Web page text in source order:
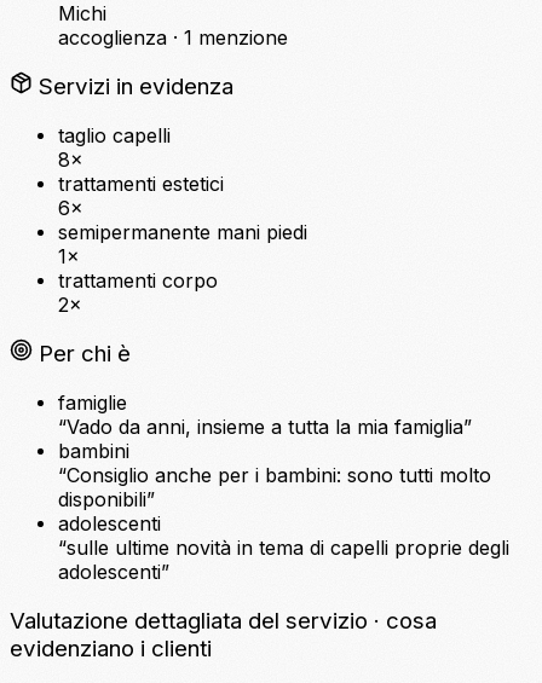
Michi
accoglienza · 1 menzione
Servizi in evidenza
taglio capelli
8×
trattamenti estetici
6×
semipermanente mani piedi
1×
trattamenti corpo
2×
Per chi è
famiglie
“Vado da anni, insieme a tutta la mia famiglia”
bambini
“Consiglio anche per i bambini: sono tutti molto
disponibili”
adolescenti
“sulle ultime novità in tema di capelli proprie degli
adolescenti”
Valutazione dettagliata del servizio · cosa
evidenziano i clienti